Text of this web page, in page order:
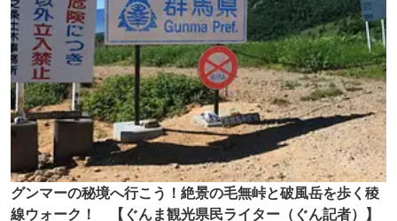
グンマーの秘境へ行こう！絶景の毛無峠と破風岳を歩く稜
線ウォーク！ 【ぐんま観光県民ライター（ぐん記者）】